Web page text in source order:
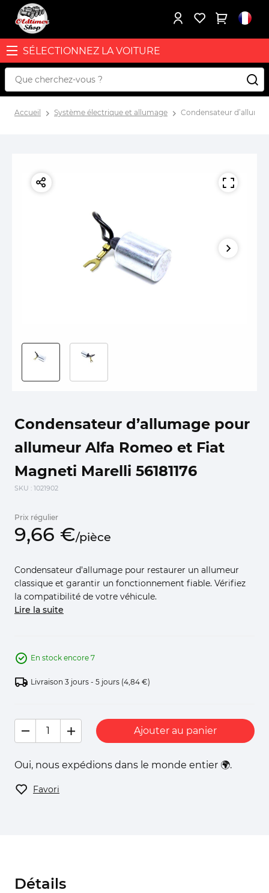
SÉLECTIONNEZ LA VOITURE
Accueil Système électrique et allumage Condensateur
Condensateur d’allumage pour
allumeur Alfa Romeo et Fiat
Magneti Marelli 56181176
SKU : 1021902
Prix régulier
9,66 €/pièce
Condensateur d’allumage pour restaurer un allumeur
classique et garantir un fonctionnement fiable. Vérifiez
la compatibilité de votre véhicule.
Lire la suite
En stock encore 7
Livraison 3 jours - 5 jours (4,84 €)
Ajouter au panier
Oui, nous expédions dans le monde entier 🌍.
Favori
Détails